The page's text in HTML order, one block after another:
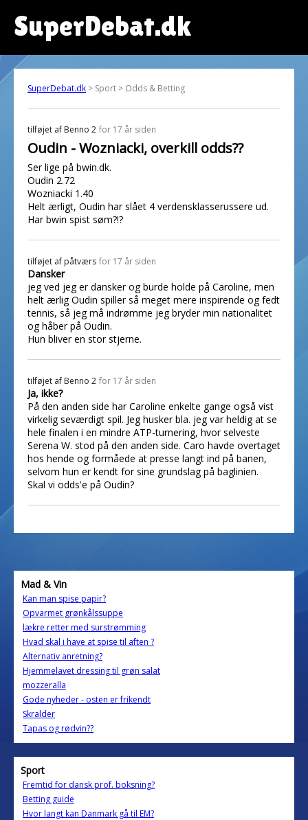
SuperDebat.dk
SuperDebat.dk > Sport > Odds & Betting
tilføjet af Benno 2 for 17 år siden
Oudin - Wozniacki, overkill odds??
Ser lige på bwin.dk.
Oudin 2.72
Wozniacki 1.40
Helt ærligt, Oudin har slået 4 verdensklasserussere ud.
Har bwin spist søm?!?
tilføjet af påtværs for 17 år siden
Dansker
jeg ved jeg er dansker og burde holde på Caroline, men
helt ærlig Oudin spiller så meget mere inspirende og fedt
tennis, så jeg må indrømme jeg bryder min nationalitet
og håber på Oudin.
Hun bliver en stor stjerne.
tilføjet af Benno 2 for 17 år siden
Ja, ikke?
På den anden side har Caroline enkelte gange også vist
virkelig seværdigt spil. Jeg husker bla. jeg var heldig at se
hele finalen i en mindre ATP-turnering, hvor selveste
Serena W. stod på den anden side. Caro havde overtaget
hos hende og formåede at presse langt ind på banen,
selvom hun er kendt for sine grundslag på baglinien.
Skal vi odds'e på Oudin?
Mad & Vin
Kan man spise papir?
Opvarmet grønkålssuppe
lækre retter med surstrømming
Hvad skal i have at spise til aften ?
Alternativ anretning?
Hjemmelavet dressing til grøn salat
mozzeralla
Gode nyheder - osten er frikendt
Skralder
Tapas og rødvin??
Sport
Fremtid for dansk prof. boksning?
Betting guide
Hvor langt kan Danmark gå til EM?